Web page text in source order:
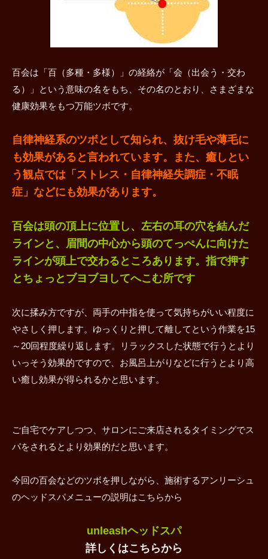
百会は「百（多種・多様）」の経絡が「会（出会う・交わ
る）」という意味の名をもち、その名のとおり、さまざまな
健康効果をもつ万能ツボです。
自律神経系のツボとして知られ、抜け毛や薄毛に
も効果があると言われています。また、癒しとい
う観点では「ストレス・自律神経失調症・不眠
症」などにも効果があります。
百会は頭の頂上に位置し、左右の耳の穴を結んだ
ラインと、眉間の中心から頭のてっぺんに向けた
ラインが頭上で交わるところあります。指で押す
とちょっとブヨブヨしてへこむ所です
次に揉み方ですが、両手の中指を使って気持ちがいい程度に
やさしく押します。ゆっくりと押して離してという作業を15
～20回程度繰り返します。リラックスした状態で行うとより
いっそう効果的ですので、お風呂上がりなどに行うとより高
い癒し効果が得られるかと思います。
ご自宅でケアしつつ、サロンにご来店されるタイミングでス
パをされるとより効果的だと思います。
今回の百会などのツボを押しながら、施術するアンリーシュ
のヘッドスパメニューの説明はこちらから
unleashヘッドスパ
詳しくはこちらから